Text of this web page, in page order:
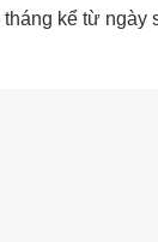
kể từ ngày